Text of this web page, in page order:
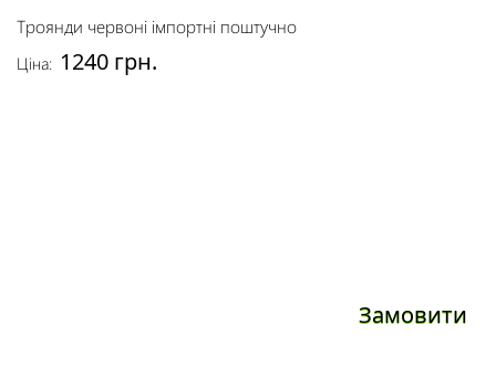
Троянди червоні імпортні поштучно
Ціна: 1240 грн.
Замовити